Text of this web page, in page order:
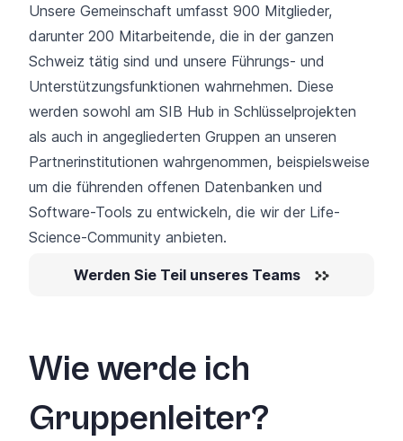
Unsere Gemeinschaft umfasst 900 Mitglieder,
darunter 200 Mitarbeitende, die in der ganzen
Schweiz tätig sind und unsere Führungs- und
Unterstützungsfunktionen wahrnehmen. Diese
werden sowohl am SIB Hub in Schlüsselprojekten
als auch in angegliederten Gruppen an unseren
Partnerinstitutionen wahrgenommen, beispielsweise
um die führenden offenen Datenbanken und
Software-Tools zu entwickeln, die wir der Life-
Science-Community anbieten.
Werden Sie Teil unseres Teams
Wie werde ich
Gruppenleiter?